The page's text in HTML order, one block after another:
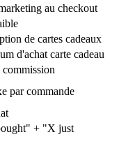
au checkout
de cartes cadeaux
d'achat carte cadeau
commission
par commande
+ "X just